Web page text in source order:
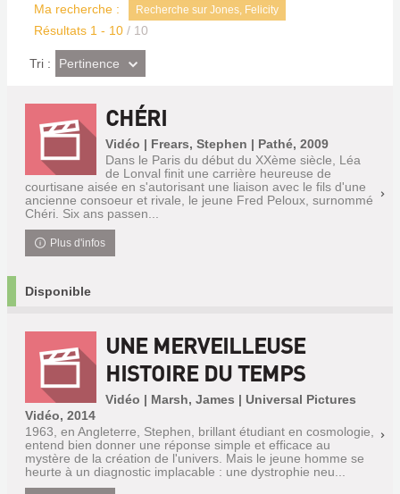
Ma recherche : Recherche sur Jones, Felicity
Résultats 1 - 10 / 10
Tri : (Effet
imédiat)
Pertinence
CHÉRI
Vidéo | Frears, Stephen | Pathé, 2009
Dans le Paris du début du XXème siècle, Léa
de Lonval finit une carrière heureuse de
courtisane aisée en s'autorisant une liaison avec le fils d'une
ancienne consoeur et rivale, le jeune Fred Peloux, surnommé
Chéri. Six ans passen...
Plus d'infos
Disponible
UNE MERVEILLEUSE
HISTOIRE DU TEMPS
Vidéo | Marsh, James | Universal Pictures
Vidéo, 2014
1963, en Angleterre, Stephen, brillant étudiant en cosmologie,
entend bien donner une réponse simple et efficace au
mystère de la création de l'univers. Mais le jeune homme se
heurte à un diagnostic implacable : une dystrophie neu...